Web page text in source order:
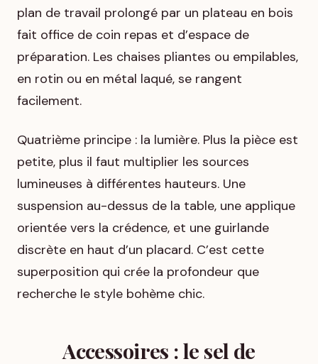
plan de travail prolongé par un plateau en bois
fait office de coin repas et d’espace de
préparation. Les chaises pliantes ou empilables,
en rotin ou en métal laqué, se rangent
facilement.
Quatrième principe : la lumière. Plus la pièce est
petite, plus il faut multiplier les sources
lumineuses à différentes hauteurs. Une
suspension au-dessus de la table, une applique
orientée vers la crédence, et une guirlande
discrète en haut d’un placard. C’est cette
superposition qui crée la profondeur que
recherche le style bohème chic.
Accessoires : le sel de